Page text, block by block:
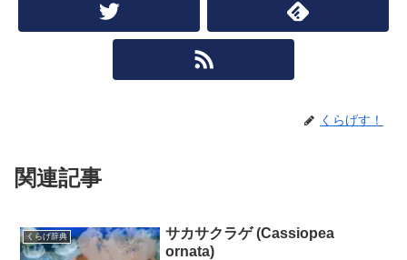
くらげす！
関連記事
くらげ辞典
サカサクラゲ (Cassiopea
ornata)